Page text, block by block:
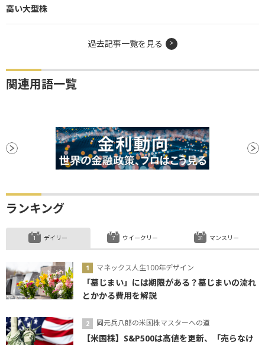
高い大型株
過去記事一覧を見る
関連用語一覧
ランキング
デイリー
マネックス人生100年デザイン
「墓じまい」には期限がある？墓じまいの流れ
とかかる費用を解説
岡元兵八郎の米国株マスターへの道
【米国株】S&P500は高値を更新、「売らなけ
ウイークリー マンスリー